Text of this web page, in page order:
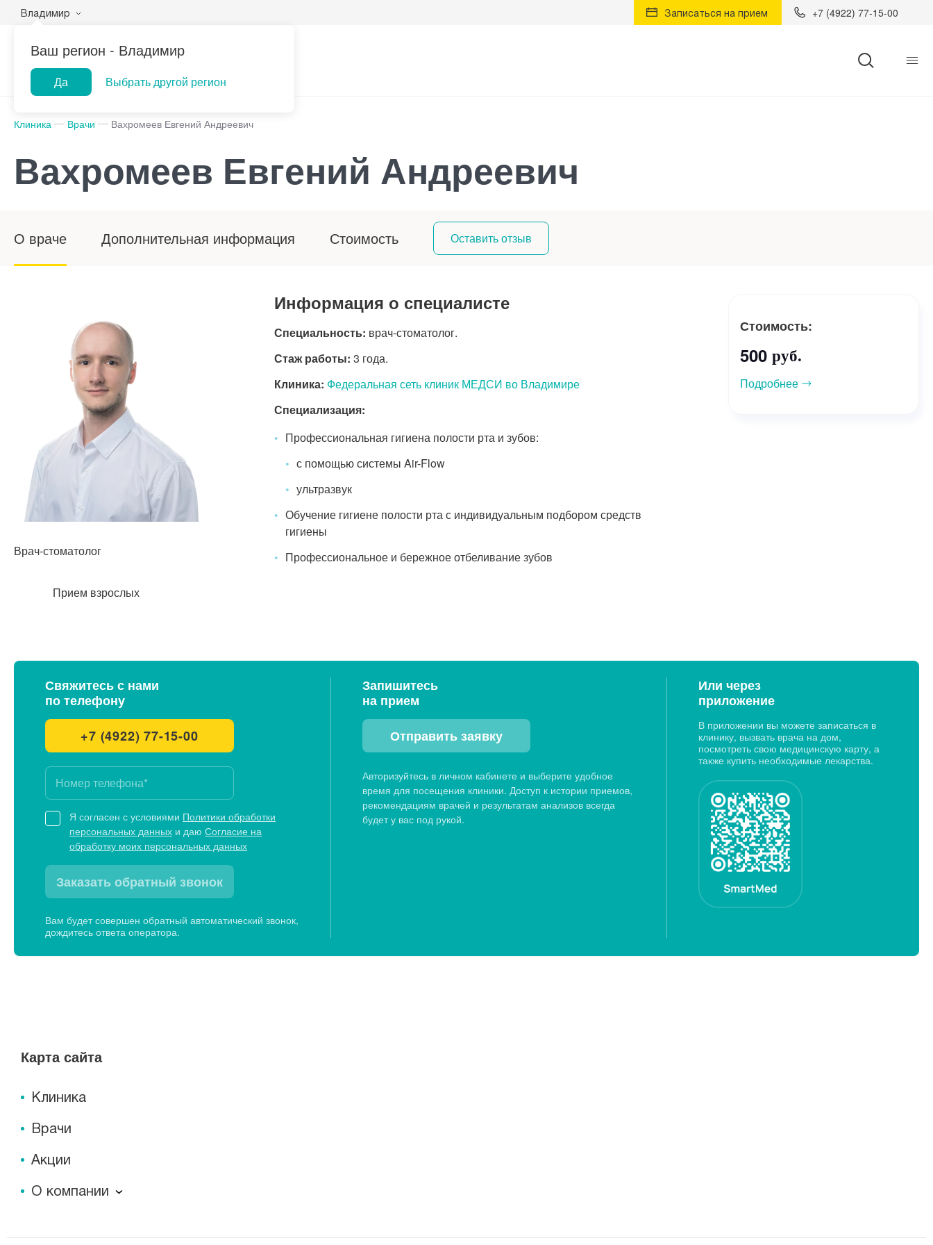
Владимир Записаться на прием +7 (4922) 77-15-00
Ваш регион - Владимир
Да Выбрать другой регион
Клиника Врачи Вахромеев Евгений Андреевич
Вахромеев Евгений Андреевич
О враче Дополнительная информация Стоимость Оставить отзыв
Врач-стоматолог
Прием взрослых
Информация о специалисте
Специальность: врач-стоматолог.
Стаж работы: 3 года.
Клиника: Федеральная сеть клиник МЕДСИ во Владимире
Специализация:
Профессиональная гигиена полости рта и зубов:
с помощью системы Air-Flow
ультразвук
Обучение гигиене полости рта с индивидуальным подбором средств
гигиены
Профессиональное и бережное отбеливание зубов
Стоимость:
500 руб.
Подробнее
Свяжитесь с нами
по телефону
+7 (4922) 77-15-00
Я согласен с условиями Политики обработки
персональных данных и даю Согласие на
обработку моих персональных данных
Заказать обратный звонок
Вам будет совершен обратный автоматический звонок,
дождитесь ответа оператора.
Запишитесь
на прием
Отправить заявку
Авторизуйтесь в личном кабинете и выберите удобное
время для посещения клиники. Доступ к истории приемов,
рекомендациям врачей и результатам анализов всегда
будет у вас под рукой.
Или через
приложение
В приложении вы можете записаться в
клинику, вызвать врача на дом,
посмотреть свою медицинскую карту, а
также купить необходимые лекарства.
Карта сайта
Клиника
Врачи
Акции
О компании
Миссия